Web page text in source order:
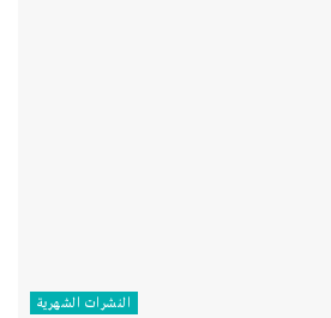
النشرات الشهریة